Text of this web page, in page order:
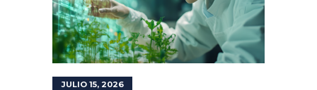
JULIO 15, 2026